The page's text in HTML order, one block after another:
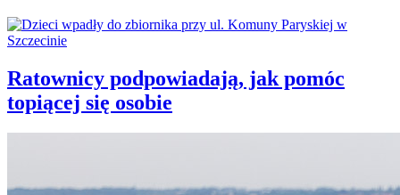
Ratownicy podpowiadają, jak pomóc
topiącej się osobie